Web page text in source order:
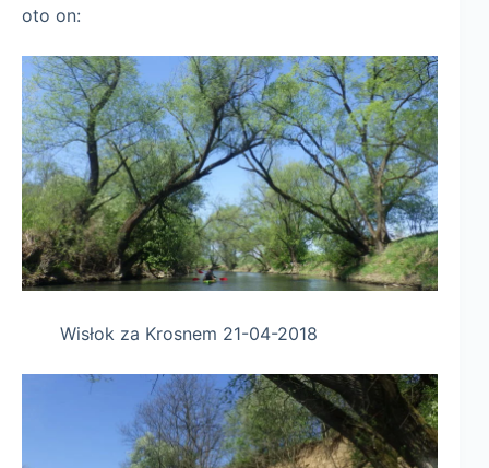
oto on:
Wisłok za Krosnem 21-04-2018